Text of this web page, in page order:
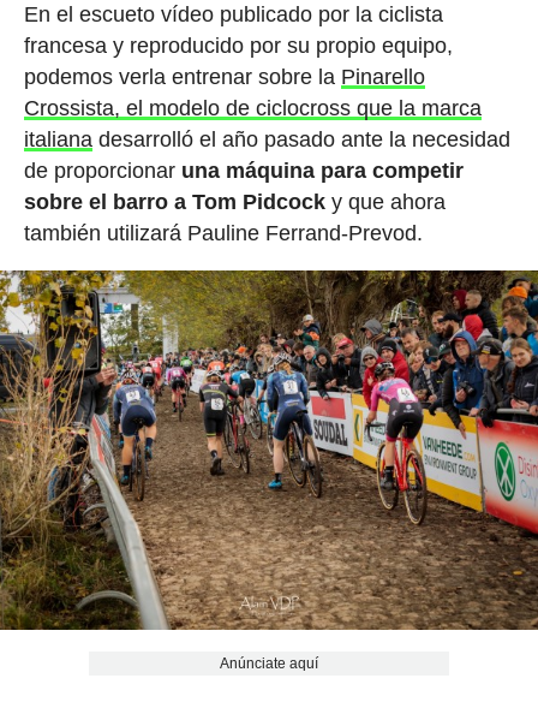
En el escueto vídeo publicado por la ciclista
francesa y reproducido por su propio equipo,
podemos verla entrenar sobre la Pinarello
Crossista, el modelo de ciclocross que la marca
italiana desarrolló el año pasado ante la necesidad
de proporcionar una máquina para competir
sobre el barro a Tom Pidcocky que ahora
también utilizará Pauline Ferrand-Prevod.
Anúnciate aquí